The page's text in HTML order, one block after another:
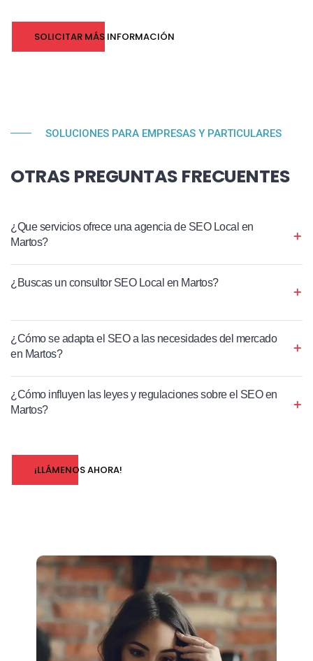
SOLICITAR MÁS INFORMACIÓN
SOLUCIONES PARA EMPRESAS Y PARTICULARES
OTRAS PREGUNTAS FRECUENTES
¿Que servicios ofrece una agencia de SEO Local en
Martos?
¿Buscas un consultor SEO Local en Martos?
¿Cómo se adapta el SEO a las necesidades del mercado
en Martos?
¿Cómo influyen las leyes y regulaciones sobre el SEO en
Martos?
¡LLÁMENOS AHORA!